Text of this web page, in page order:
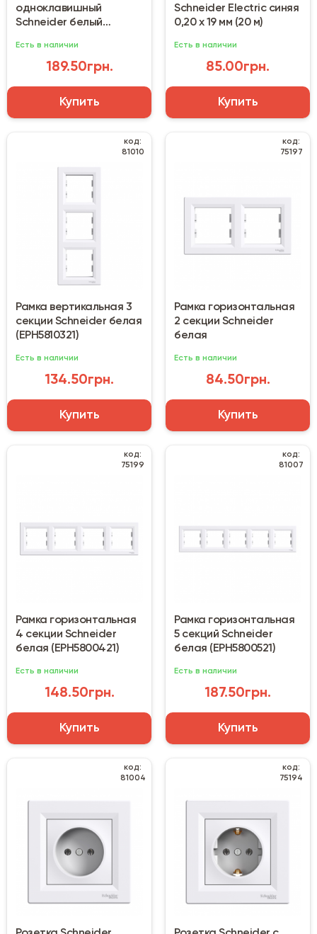
одноклавишный
Schneider белый
Есть в наличии
189.50грн.
Купить
Schneider Electric синяя
0,20 х 19 мм (20 м)
Есть в наличии
85.00грн.
Купить
код:
81010
Рамка вертикальная 3
секции Schneider белая
(EPH5810321)
Есть в наличии
134.50грн.
Купить
код:
75197
Рамка горизонтальная
2 секции Schneider
белая
Есть в наличии
84.50грн.
Купить
код:
75199
Рамка горизонтальная
4 секции Schneider
белая (EPH5800421)
Есть в наличии
148.50грн.
Купить
код:
81007
Рамка горизонтальная
5 секций Schneider
белая (EPH5800521)
Есть в наличии
187.50грн.
Купить
код:
81004
код:
75194